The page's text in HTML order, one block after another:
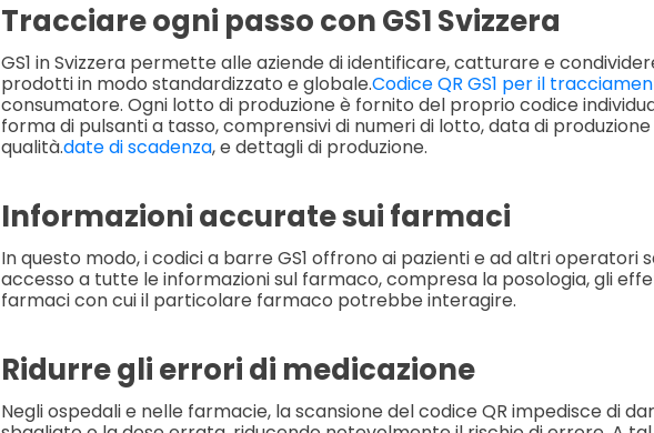
Tracciare ogni passo con GS1 Svizzera
GS1 in Svizzera permette alle aziende di identificare, catturare e
prodotti in modo standardizzato e globale.Codice QR GS1 per il
consumatore. Ogni lotto di produzione è fornito del proprio codice
forma di pulsanti a tasso, comprensivi di numeri di lotto, data di
qualità.date di scadenza, e dettagli di produzione.
Informazioni accurate sui farmaci
In questo modo, i codici a barre GS1 offrono ai pazienti e ad altri operatori
accesso a tutte le informazioni sul farmaco, compresa la posologia, gli
farmaci con cui il particolare farmaco potrebbe interagire.
Ridurre gli errori di medicazione
Negli ospedali e nelle farmacie, la scansione del codice QR impedisce di